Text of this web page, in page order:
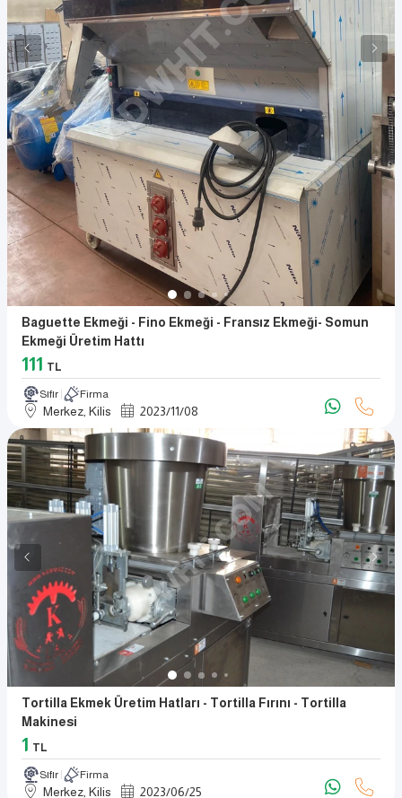
Baguette Ekmeği - Fino Ekmeği - Fransız Ekmeği- Somun
Ekmeği Üretim Hattı
111 TL
Sıfır Firma
Merkez, Kilis 2023/11/08
Tortilla Ekmek Üretim Hatları - Tortilla Fırını - Tortilla
Makinesi
1 TL
Sıfır Firma
Merkez, Kilis 2023/06/25